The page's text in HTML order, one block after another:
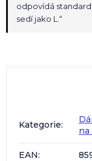
odpovídá
sedí jako L.“
Kategorie:
EAN: